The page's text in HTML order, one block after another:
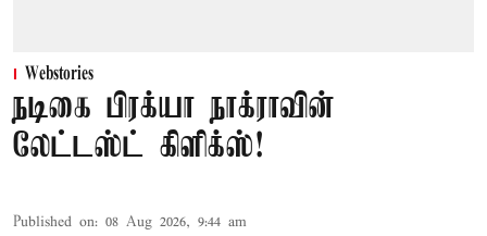
Webstories
நடிகை பிரக்யா நாக்ராவின்
லேட்டஸ்ட் கிளிக்ஸ்!
Published on: 08 Aug 2026, 9:44 am